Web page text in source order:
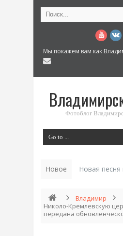
Мы покажем вам как
Фотоблог
Новое Новая
Владимир
Николо-Кремлевскую
передана